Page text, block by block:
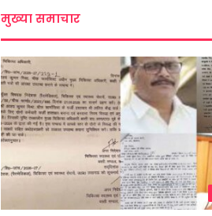
मुख्या समाचार